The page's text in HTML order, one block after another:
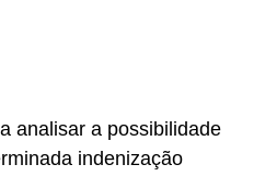
analisar a possibilidade
indenização